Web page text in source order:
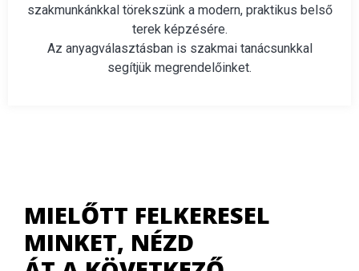
szakmunkánkkal törekszünk a modern, praktikus belső
terek képzésére.
Az anyagválasztásban is szakmai tanácsunkkal
segítjük megrendelőinket.
MIELŐTT FELKERESEL
MINKET, NÉZD